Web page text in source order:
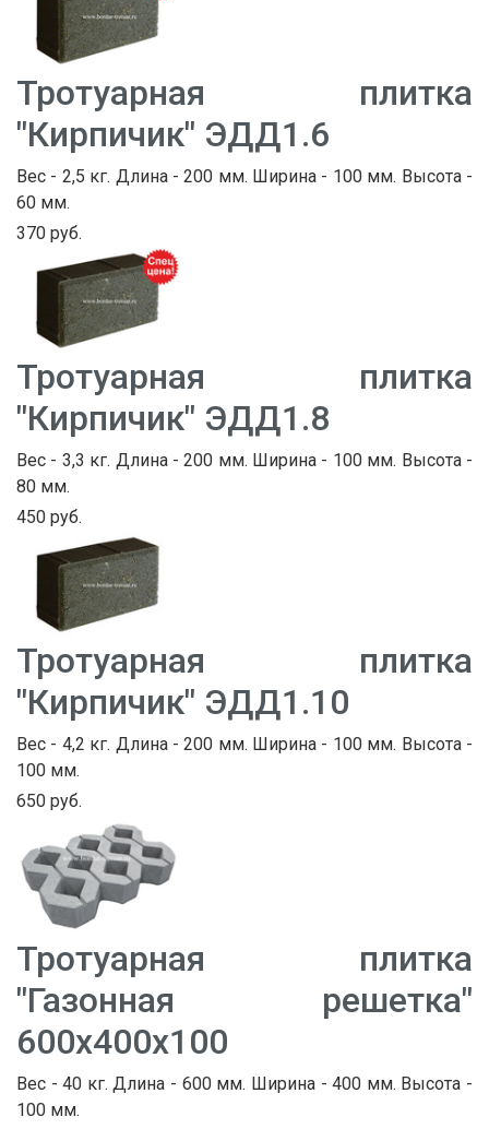
Тротуарная плитка
"Кирпичик" ЭДД1.6
Вес - 2,5 кг. Длина - 200 мм. Ширина - 100 мм. Высота -
60 мм.
370 руб.
Тротуарная плитка
"Кирпичик" ЭДД1.8
Вес - 3,3 кг. Длина - 200 мм. Ширина - 100 мм. Высота -
80 мм.
450 руб.
Тротуарная плитка
"Кирпичик" ЭДД1.10
Вес - 4,2 кг. Длина - 200 мм. Ширина - 100 мм. Высота -
100 мм.
650 руб.
Тротуарная плитка
"Газонная решетка"
600х400х100
Вес - 40 кг. Длина - 600 мм. Ширина - 400 мм. Высота -
100 мм.